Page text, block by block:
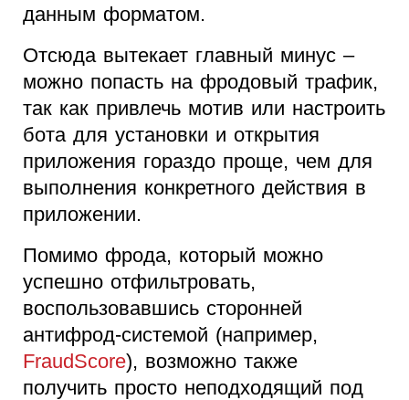
данным форматом.
Отсюда вытекает главный минус –
можно попасть на фродовый трафик,
так как привлечь мотив или настроить
бота для установки и открытия
приложения гораздо проще, чем для
выполнения конкретного действия в
приложении.
Помимо фрода, который можно
успешно отфильтровать,
воспользовавшись сторонней
антифрод-системой (например,
FraudScore), возможно также
получить просто неподходящий под